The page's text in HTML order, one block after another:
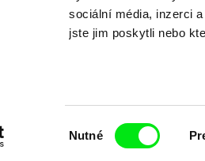
sociální média, inzerci
jste jim poskytli nebo
Nutné